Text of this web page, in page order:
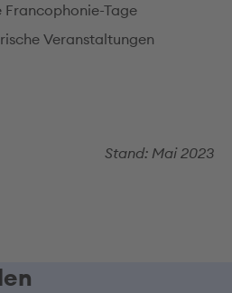
Francophonie-Tage
Veranstaltungen
Stand: Mai 2023